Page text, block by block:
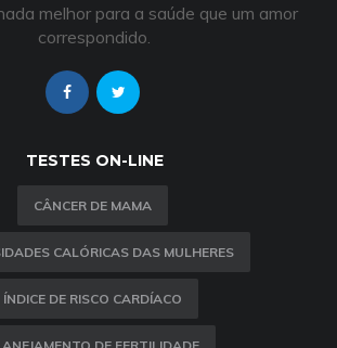
melhor para a saúde que um amor
correspondido.
TESTES ON-LINE
CÂNCER DE MAMA
CALÓRICAS DAS MULHERES
ÍNDICE DE RISCO CARDÍACO